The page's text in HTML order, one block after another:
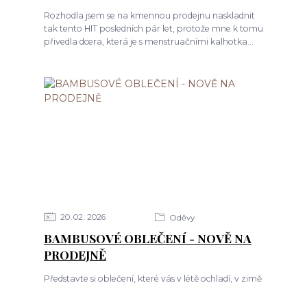
Rozhodla jsem se na kmennou prodejnu naskladnit
tak tento HIT posledních pár let, protože mne k tomu
přivedla dcera, která je s menstruačními kalhotka...
20 02 2026 Oděvy
BAMBUSOVÉ OBLEČENÍ - NOVĚ NA
PRODEJNĚ
Představte si oblečení, které vás v létě ochladí, v zimě